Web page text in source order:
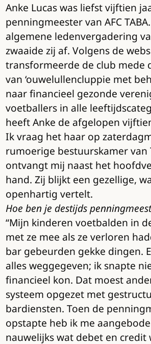
Anke Lucas was liefst vijftien
penningmeester van AFC
algemene ledenvergadering
zwaaide zij af. Volgens de
transformeerde de club mede
van ‘ouwelullencluppie met
naar financieel gezonde
voetballers in alle
heeft Anke de afgelopen
Ik vraag het haar op
rumoerige bestuurskamer van
ontvangt mij naast het
hand. Zij blijkt een gezellige,
openhartig vertelt.
Hoe ben je destijds
“Mijn kinderen voetbalden in
met ze mee als ze verloren
bar gebeurden gekke dingen.
alles weggegeven; ik snapte
financieel kon. Dat moest
systeem opgezet met
bardiensten. Toen de
opstapte heb ik me
nauwelijks wat debet en credit